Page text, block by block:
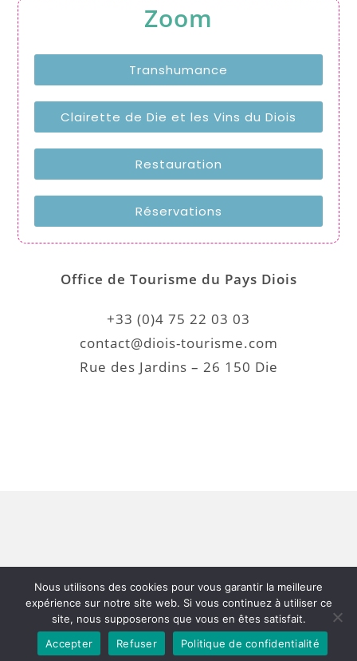
Zoom
Transhumance
Clairette de Die et les Vins du Diois
Restauration
Réservations
Office de Tourisme du Pays Diois
+33 (0)4 75 22 03 03
contact@diois-tourisme.com
Rue des Jardins – 26 150 Die
© 2026 - Fête de la Transhumance et de la
Clairette | Mention légales | Politique de
confidentialité
Nous utilisons des cookies pour vous garantir la meilleure
expérience sur notre site web. Si vous continuez à utiliser ce
site, nous supposerons que vous en êtes satisfait.
Accepter
Refuser Politique de confidentialité